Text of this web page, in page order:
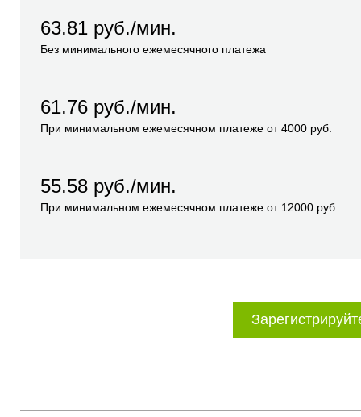
63.81 руб./мин.
Без минимального ежемесячного платежа
61.76 руб./мин.
При минимальном ежемесячном платеже от4000 руб.
55.58 руб./мин.
При минимальном ежемесячном платеже от 12000 руб.